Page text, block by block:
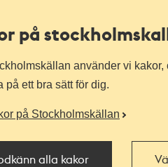
på
använder vi
på ett bra sätt för dig.
på Stockholmskällan
alla kakor